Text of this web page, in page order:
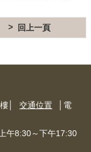
回上一頁
│
交通位置
│電
午8:30～下午17:30